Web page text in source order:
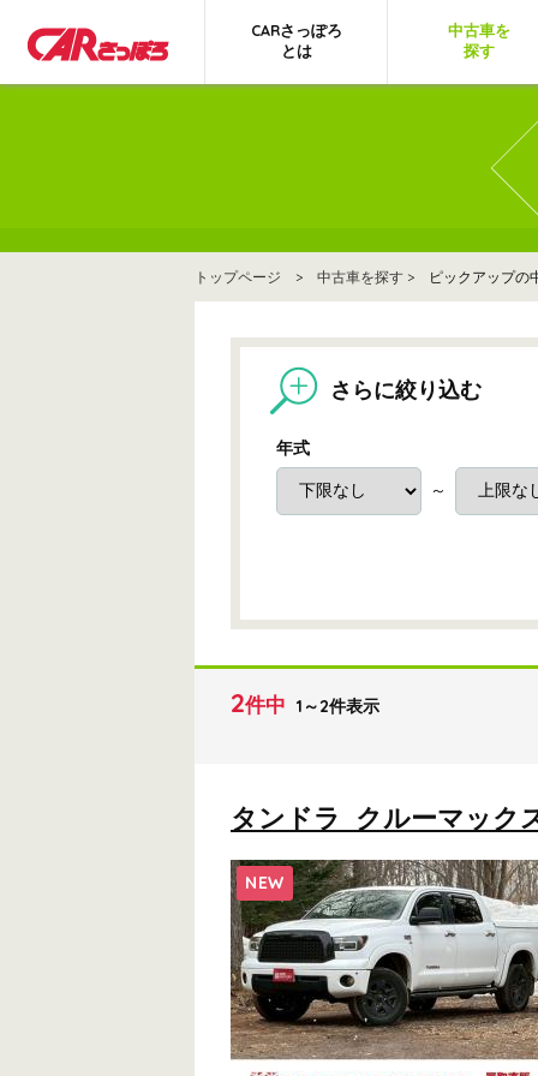
CARさっぽろ
とは
中古車を
探す
トップページ > 中古車を探す > ピックアップの
さらに絞り込む
年式
～
2件中 1～2件表示
タンドラ クルーマック
NEW